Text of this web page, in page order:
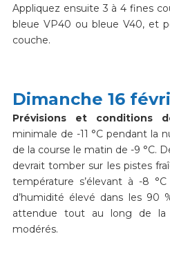
Appliquez ensuite 3 à 4 fines
bleue VP40 ou bleue V40, et
couche.
Dimanche 16
Prévisions et conditions
minimale de -11 °C pendant la
de la course le matin de -9 °C.
devrait tomber sur les pistes
température s’élevant à -8
d’humidité élevé dans les 90
attendue tout au long de la
modérés.